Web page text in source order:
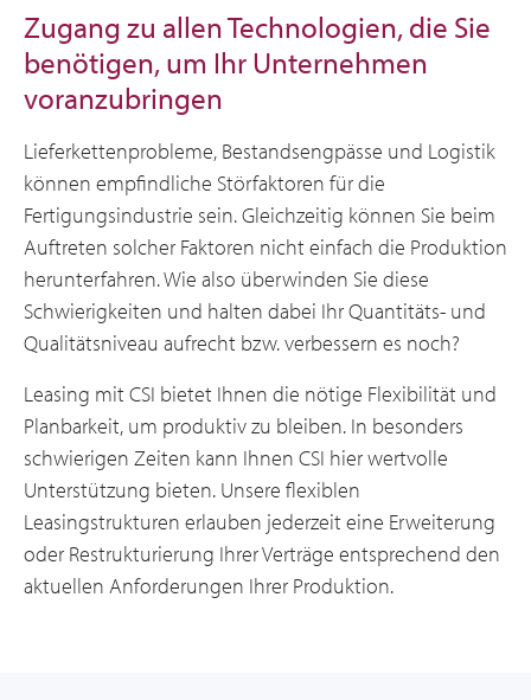
Zugang zu allen Technologien, die Sie
benötigen, um Ihr Unternehmen
voranzubringen
Lieferkettenprobleme, Bestandsengpässe und Logistik
können empfindliche Störfaktoren für die
Fertigungsindustrie sein. Gleichzeitig können Sie beim
Auftreten solcher Faktoren nicht einfach die Produktion
herunterfahren. Wie also überwinden Sie diese
Schwierigkeiten und halten dabei Ihr Quantitäts- und
Qualitätsniveau aufrecht bzw. verbessern es noch?
Leasing mit CSI bietet Ihnen die nötige Flexibilität und
Planbarkeit, um produktiv zu bleiben. In besonders
schwierigen Zeiten kann Ihnen CSI hier wertvolle
Unterstützung bieten. Unsere flexiblen
Leasingstrukturen erlauben jederzeit eine Erweiterung
oder Restrukturierung Ihrer Verträge entsprechend den
aktuellen Anforderungen Ihrer Produktion.